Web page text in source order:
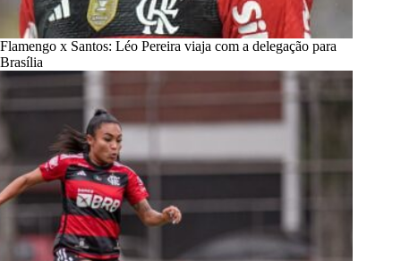
Flamengo x Santos: Léo Pereira viaja com a delegação para
Brasília